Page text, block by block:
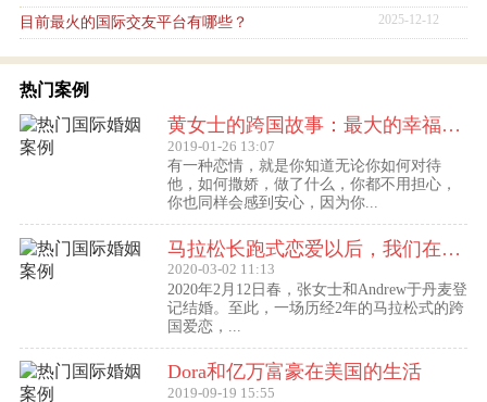
目前最火的国际交友平台有哪些？ 2025-12-12
热门案例
黄女士的跨国故事：最大的幸福便是有一个白马王子一直默默等着自己
2019-01-26 13:07
有一种恋情，就是你知道无论你如何对待
他，如何撒娇，做了什么，你都不用担心，
你也同样会感到安心，因为你...
马拉松长跑式恋爱以后，我们在丹麦登记结婚了
2020-03-02 11:13
2020年2月12日春，张女士和Andrew于丹麦登
记结婚。至此，一场历经2年的马拉松式的跨
国爱恋，...
Dora和亿万富豪在美国的生活
2019-09-19 15:55